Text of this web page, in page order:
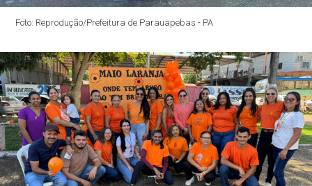
Foto: Reprodução/Prefeitura de Parauapebas - PA